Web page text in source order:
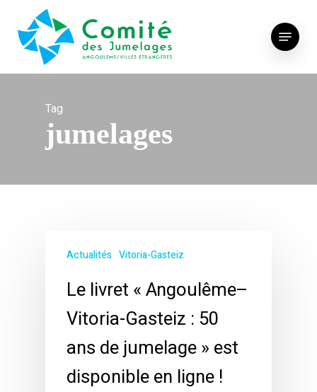
main
Menu
Tag
jumelages
Actualités Vitoria-Gasteiz
Le livret « Angoulême–
Vitoria-Gasteiz : 50
ans de jumelage » est
disponible en ligne !